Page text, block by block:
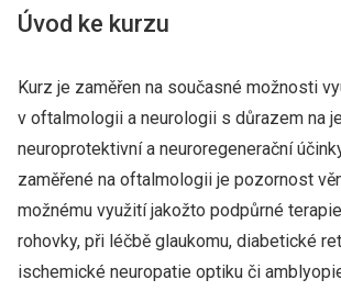
Úvod ke kurzu
Kurz je zaměřen na současné možnosti
v oftalmologii a neurologii s důrazem na
neuroprotektivní a neuroregenerační
zaměřené na oftalmologii je pozornost
možnému využití jakožto podpůrné
rohovky, při léčbě glaukomu, diabetické
ischemické neuropatie optiku či